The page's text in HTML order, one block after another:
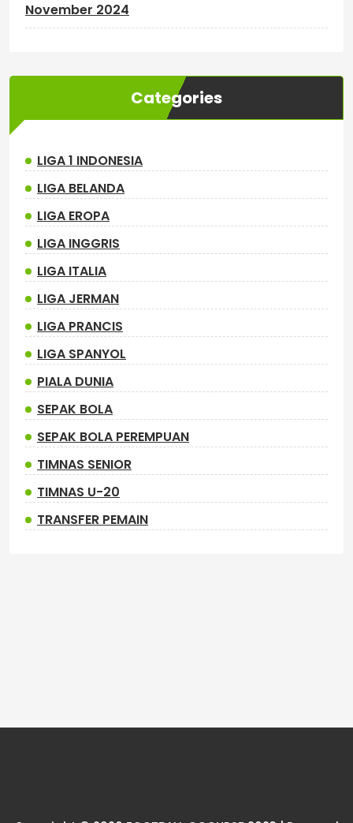
November 2024
Categories
LIGA 1 INDONESIA
LIGA BELANDA
LIGA EROPA
LIGA INGGRIS
LIGA ITALIA
LIGA JERMAN
LIGA PRANCIS
LIGA SPANYOL
PIALA DUNIA
SEPAK BOLA
SEPAK BOLA PEREMPUAN
TIMNAS SENIOR
TIMNAS U-20
TRANSFER PEMAIN